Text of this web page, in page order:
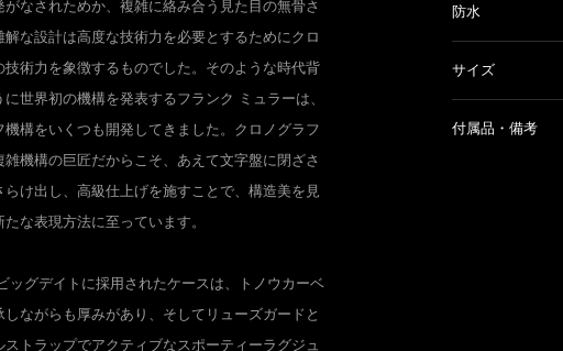
なされためか、複雑に絡み合う見た目の無骨さ
解な設計は高度な技術力を必要とするためにクロ
技術力を象徴するものでした。そのような時代背
世界初の機構を発表するフランク ミュラーは、
構をいくつも開発してきました。クロノグラフ
機構の巨匠だからこそ、あえて文字盤に閉ざさ
け出し、高級仕上げを施すことで、構造美を見
な表現方法に至っています。
ッグデイトに採用されたケースは、トノウカーベ
しながらも厚みがあり、そしてリューズガードと
トラップでアクティブなスポーティーラグジュ
防水
サイズ
付属品・備考